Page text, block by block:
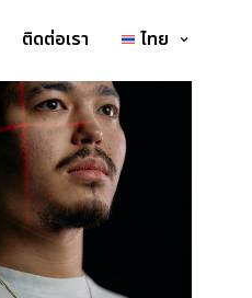
ติดต่อเรา ไทย